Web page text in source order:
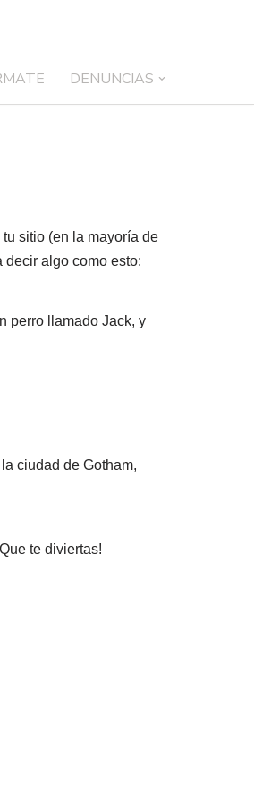
DENUNCIAS
sitio (en la mayoría de
decir algo como esto:
perro llamado Jack, y
ciudad de Gotham,
te diviertas!